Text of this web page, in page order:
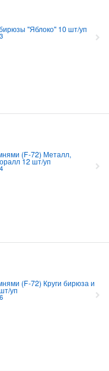
"Яблоко" 10 шт/уп
(F-72) Металл,
12 шт/уп
(F-72) Круги бирюза и
уп